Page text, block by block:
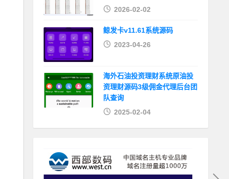
2026-02-02
鲸发卡v11.61系统源码
2023-04-26
海外石油投资理财系统原油投
资理财源码3级佣金代理后台团
队查询
2025-02-04